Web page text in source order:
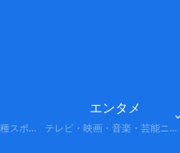
プロ・アマ問わず、各種スポーツの試合結果や選手情報、話題のニュースをまとめています。注目大会やトレンドもわかりやすく解説します。
エンタメ
テレビ・映画・音楽・芸能ニュースなど、話題のエンターテインメント情報をまとめています。最新トレンドや注目人物、注目作品をわかりやすく解説します。